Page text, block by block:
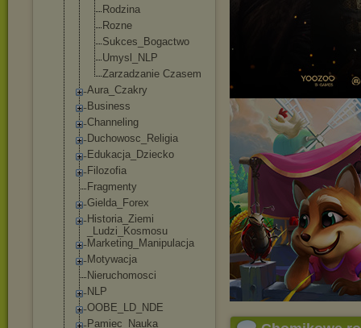
Rodzina
Rozne
Sukces_Bogactwo
Umysl_NLP
Zarzadzanie Czasem
Aura_Czakry
Business
Channeling
Duchowosc_Religia
Edukacja_Dziec ko
Filozofia
Fragmenty
Gielda_Forex
Historia_Ziemi
_Ludzi_Kosmosu
Marketing_Manipulacja
Motywacja
Nieruchomosci
NLP
OOBE_LD_NDE
Pamiec_Nauka